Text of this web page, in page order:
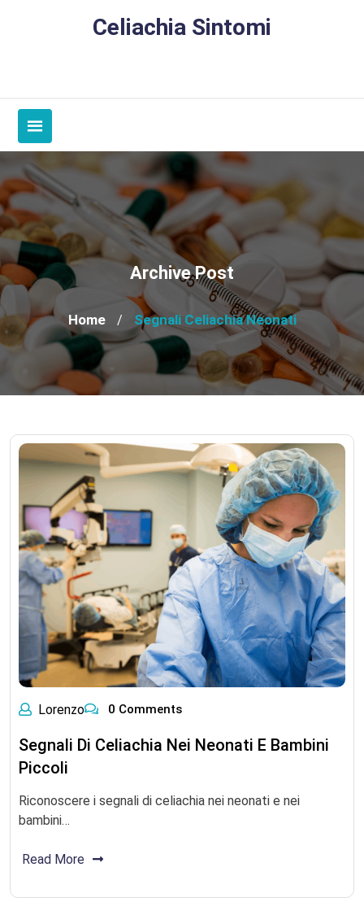
Celiachia Sintomi
Archive Post
Home / Segnali Celiachia Neonati
Lorenzo 0 Comments
Segnali Di Celiachia Nei Neonati E Bambini
Piccoli
Riconoscere i segnali di celiachia nei neonati e nei
bambini…
Read More